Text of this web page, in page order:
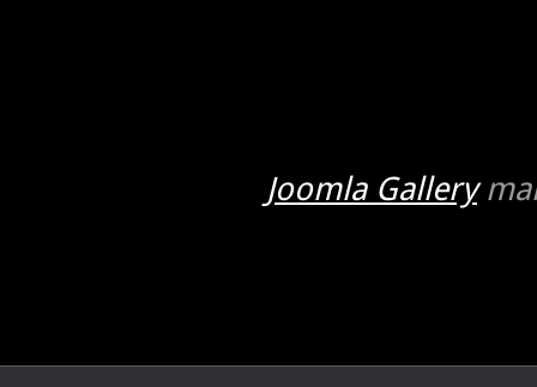
Joomla Gallery